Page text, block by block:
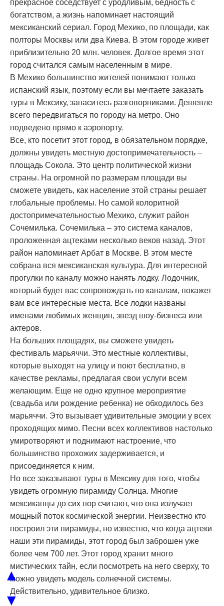
прекрасное соседствует с уродливым, бедность с
богатством, а жизнь напоминает настоящий
мексиканский сериал. Город Мехико, по площади, как
полторы Москвы или два Киева. В этом городе живет
приблизительно 20 млн. человек. Долгое время этот
город считался самым населенным в мире.
В Мехико большинство жителей понимают только
испанский язык, поэтому если вы мечтаете заказать
туры в Мексику, запаситесь разговорниками. Дешевле
всего передвигаться по городу на метро. Оно
подведено прямо к аэропорту.
Все, кто посетит этот город, в обязательном порядке,
должны увидеть местную достопримечательность –
площадь Сокола. Это центр политической жизни
страны. На огромной по размерам площади вы
сможете увидеть, как население этой страны решает
глобальные проблемы. Но самой колоритной
достопримечательностью Мехико, служит район
Сочемилька. Сочемилька – это система каналов,
проложенная ацтеками несколько веков назад. Этот
район напоминает Арбат в Москве. В этом месте
собрана вся мексиканская культура. Для интересной
прогулки по каналу можно нанять лодку. Лодочник,
который будет вас сопровождать по каналам, покажет
вам все интересные места. Все лодки названы
именами любимых женщин, звезд шоу-бизнеса или
актеров.
На больших площадях, вы сможете увидеть
фестиваль марьяччи. Это местные коллективы,
которые выходят на улицу и поют бесплатно, в
качестве рекламы, предлагая свои услуги всем
желающим. Еще не одно крупное мероприятие
(свадьба или рождение ребенка) не обходилось без
марьяччи. Это вызывает удивительные эмоции у всех
проходящих мимо. Песни всех коллективов настолько
умиротворяют и поднимают настроение, что
большинство прохожих задерживается, и
присоединяется к ним.
Но все заказывают туры в Мексику для того, чтобы
увидеть огромную пирамиду Солнца. Многие
мексиканцы до сих пор считают, что она излучает
мощный поток космической энергии. Неизвестно кто
построил эти пирамиды, но известно, что когда ацтеки
наши эти пирамиды, этот город был заброшен уже
более чем 700 лет. Этот город хранит много
мистических тайн, если посмотреть на него сверху, то
можно увидеть модель солнечной системы.
Действительно, удивительное близко.
▲
▼